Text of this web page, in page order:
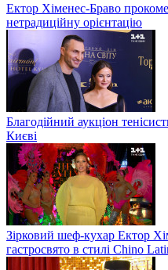
Ектор Хіменес-Браво
нетрадиційну орієнтацію
Благодійний аукціон
Києві
Зірковий шеф-кухар Ектор
гастросвято в стилі Chino